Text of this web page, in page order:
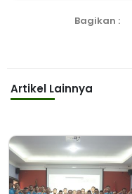
Bagikan :
Artikel Lainnya